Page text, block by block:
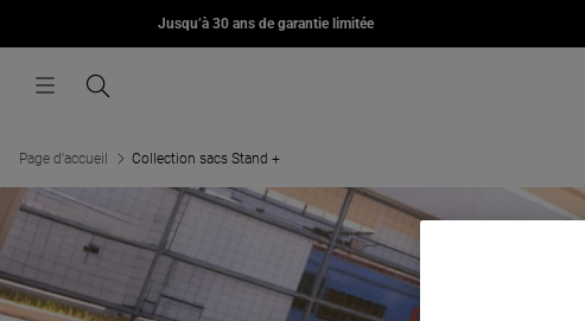
Aller au contenuJusqu’à 30 ans de garantie limitée
Menu Recherche
MORIUS
Page d'accueil Collection sacs Stand +